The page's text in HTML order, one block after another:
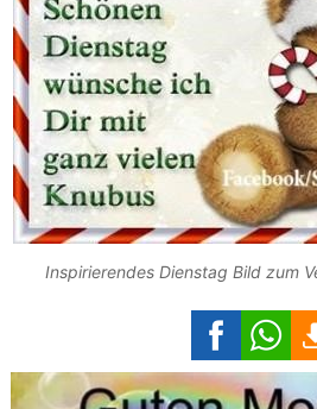
Inspirierendes Dienstag Bild zum